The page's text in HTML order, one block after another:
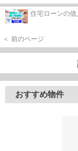
住宅ローンの借
＜ 前のページ
おすすめ物件